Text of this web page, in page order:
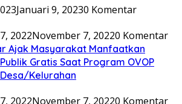
Januari 9, 20230 Komentar
2022November 7, 20220 Komentar
Ajak Masyarakat Manfaatkan
Gratis Saat Program OVOP
Kelurahan
2022November 7, 20220 Komentar